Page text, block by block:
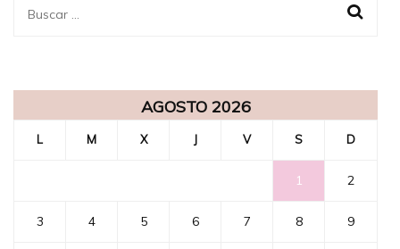
Buscar:
AGOSTO 2026
L M X J V S D
1 2
3 4 5 6 7 8 9